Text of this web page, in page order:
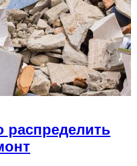
распределить